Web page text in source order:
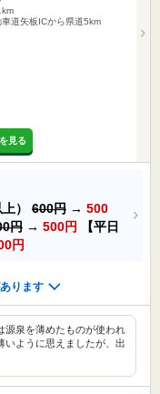
道矢板ICから県道5km
見る
） 600円 → 500
円 → 500円
【平日
円
ります
源泉を薄めたものが使われ
いように思えましたが、出